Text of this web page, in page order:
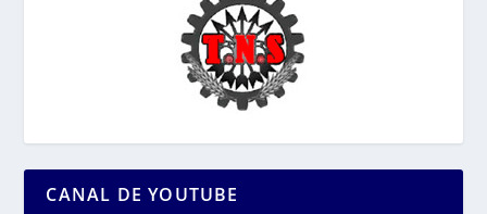
CANAL DE YOUTUBE